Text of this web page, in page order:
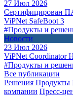
27 Июл 2026
Сертифицирован
ViPNet SafeBoot 3
#Продукты и
Новости
23 Июл 2026
ViPNet Coordinator
#Продукты и
Все публикации
Решения Продукты
компании Пресс-